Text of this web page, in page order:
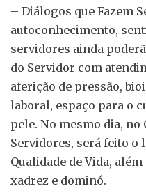
– Diálogos que Fazem
autoconhecimento,
servidores ainda
do Servidor com
aferição de pressão,
laboral, espaço para o
pele. No mesmo dia, no
Servidores, será feito o
Qualidade de Vida,
xadrez e dominó.